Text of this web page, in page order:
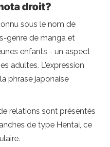
droit?
sous le nom de
genre de manga et
enfants - un aspect
adultes. L'expression
phrase japonaise
relations sont présentés
de type Hentai, ce